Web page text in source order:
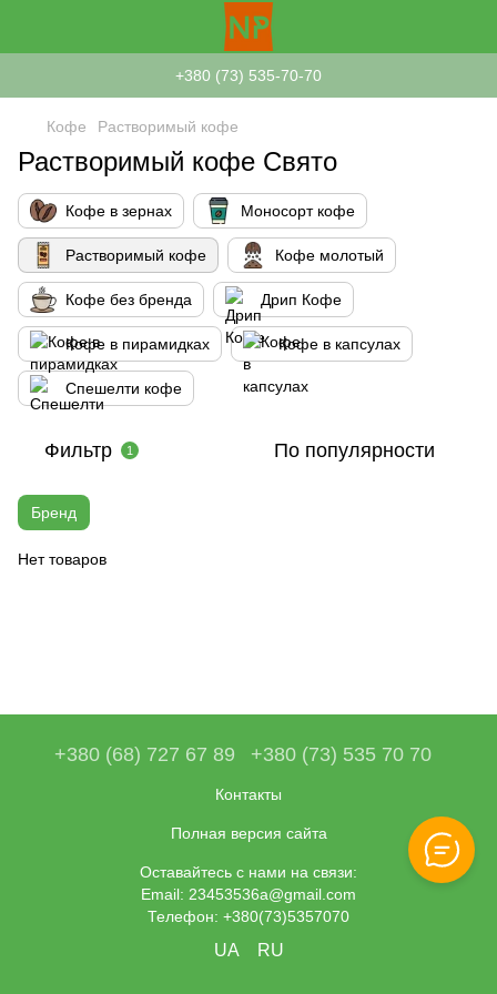
+380 (73) 535-70-70
Кофе Растворимый кофе
Растворимый кофе Свято
Кофе в зернах Моносорт кофе
Растворимый кофе Кофе молотый
Кофе без бренда Дрип Кофе
Кофе в пирамидках Кофе в капсулах
Спешелти кофе
Фильтр 1 По популярности
Бренд
Нет товаров
+380 (68) 727 67 89 +380 (73) 535 70 70
Контакты
Полная версия сайта
Оставайтесь с нами на связи:
Email: 23453536a@gmail.com
Телефон: +380(73)5357070
UA RU